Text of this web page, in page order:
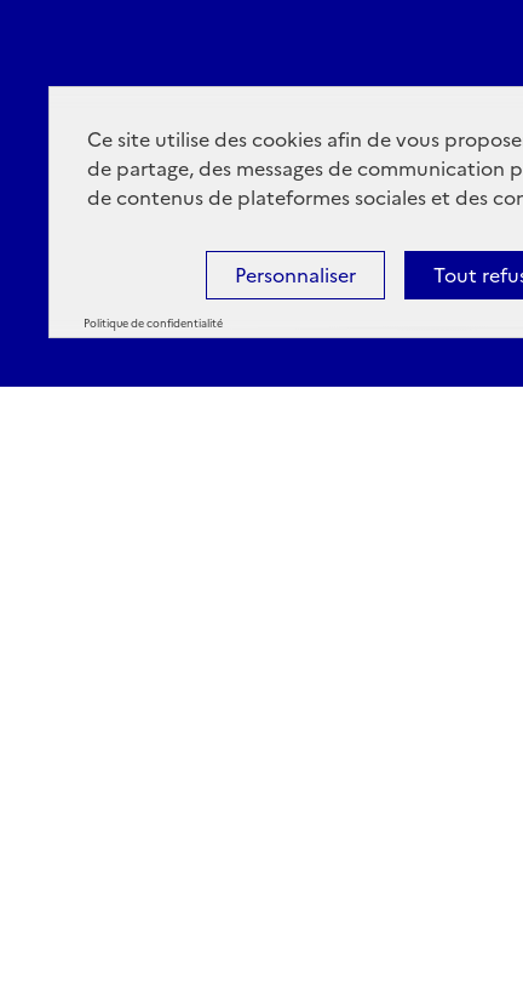
Ce site utilise des cookies afin de vous
de partage, des messages de communication
de contenus de plateformes sociales et des
Tout
Personnaliser
Politique de confidentialité